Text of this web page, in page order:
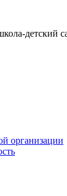
детский
организации